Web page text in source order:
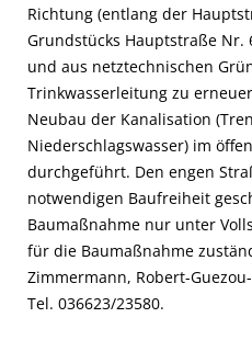
Richtung (entlang der
Grundstücks Hauptstraße Nr.
und aus netztechnischen
Trinkwasserleitung zu
Neubau der Kanalisation
Niederschlagswasser) im
durchgeführt. Den engen
notwendigen Baufreiheit
Baumaßnahme nur unter
für die Baumaßnahme
Zimmermann, Robert-
Tel. 036623/23580.